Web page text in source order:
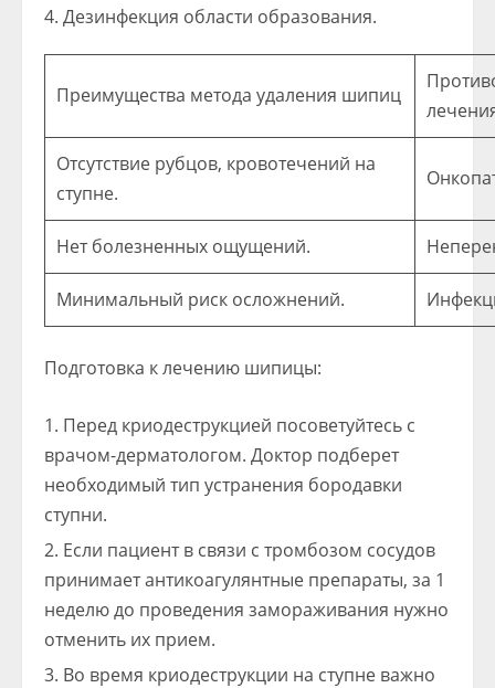
Дезинфекция области образования.
Преимущества метода удаления шипиц
Отсутствие рубцов, кровотечений на
ступне.
Нет болезненных ощущений.
Минимальный риск осложнений.
Подготовка к лечению шипицы:
Перед криодеструкцией посоветуйтесь с
врачом-дерматологом. Доктор подберет
необходимый тип устранения бородавки
ступни.
Если пациент в связи с тромбозом сосудов
принимает антикоагулянтные препараты, за 1
неделю до проведения замораживания нужно
отменить их прием.
Во время криодеструкции на ступне важно